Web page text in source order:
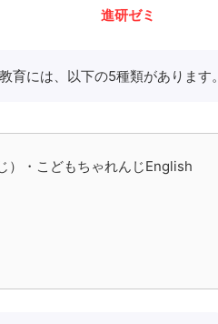
進研ゼミ
育には、以下の5種類があります。
）・こどもちゃれんじEnglish